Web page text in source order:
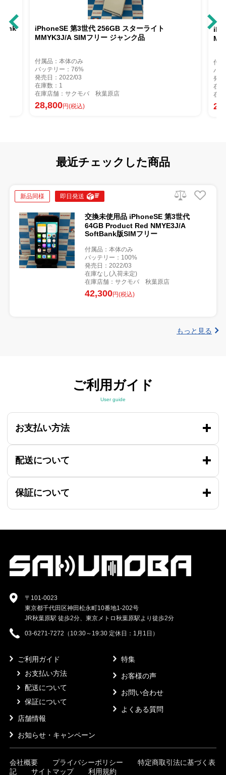
iPhoneSE 第3世代 256GB スターライト
MMYK3J/A SIMフリー ジャンク品
付属品：本体のみ
バッテリー：76%
発売日：2022/03
在庫数：1
在庫店舗：サクモバ 秋葉原店
28,800円(税込)
付
バ
発
在
在
最近チェックした商品
新品同様 即日発送
交換未使用品 iPhoneSE 第3世代
64GB Product Red NMYE3J/A
SoftBank版SIMフリー
付属品：本体のみ
バッテリー：100%
発売日：2022/03
在庫なし(入荷未定)
在庫店舗：サクモバ 秋葉原店
42,300円(税込)
もっと見る
ご利用ガイド
User guide
お支払い方法
配送について
保証について
〒101-0023
東京都千代田区神田松永町10番地1-202号
JR秋葉原駅 徒歩2分、東京メトロ秋葉原駅より徒歩2分
03-6271-7272（10:30～19:30 定休日：1月1日）
ご利用ガイド
お支払い方法
配送について
保証について
店舗情報
お知らせ・キャンペーン
特集
お客様の声
お問い合わせ
よくある質問
会社概要 プライバシーポリシー
特定商取引法に基づく表
記
サイトマップ 利用規約